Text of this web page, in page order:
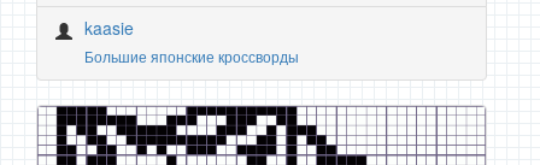
kaasie
Большие японские кроссворды